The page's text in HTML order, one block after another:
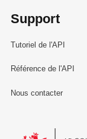
Support
Tutoriel de l'API
Référence de l'API
Nous contacter
Le Gouvernement